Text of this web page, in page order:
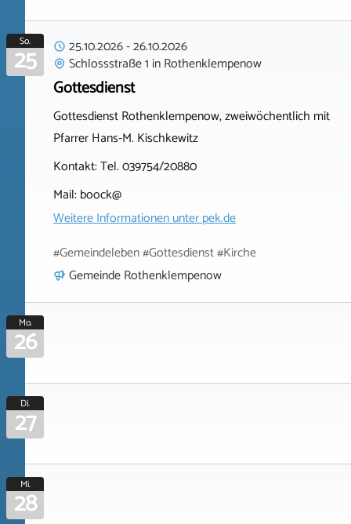
So.
25 25.10.2026-26.10.2026
Schlossstraße 1 inRothenklempenow
Gottesdienst
Gottesdienst Rothenklempenow, zweiwöchentlich mit
Pfarrer Hans-M. Kischkewitz
Kontakt: Tel. 039754/20880
Mail: boock@
Weitere Informationen unterpek.de
#Gemeindeleben #Gottesdienst #Kirche
Gemeinde Rothenklempenow
Mo.
26
Di.
27
Mi.
28